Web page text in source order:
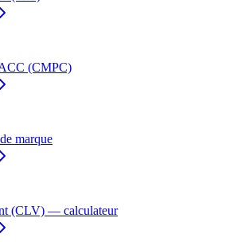
(CMPC)
marque
(CLV) — calculateur